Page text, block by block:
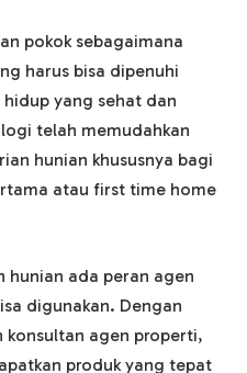
pokok sebagaimana
harus bisa dipenuhi
yang sehat dan
telah memudahkan
hunian khususnya bagi
atau first time home
hunian ada peran agen
digunakan. Dengan
konsultan agen properti,
produk yang tepat